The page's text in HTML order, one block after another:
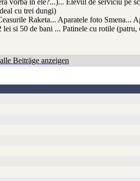
vorba in ele?...)... Elevul de serviciu pe
cu trei dungi)
Raketa... Aparatele foto
si 50 de bani ... Patinele cu rotile (patru,
alle Beiträge anzeigen